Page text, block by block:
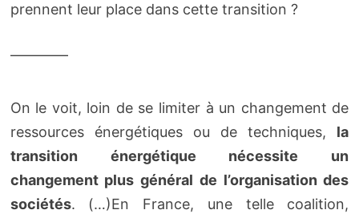
prennent leur place dans cette transition ?
————
On le voit, loin de se limiter à un changement de
ressources énergétiques ou de techniques, la
transition énergétique nécessite un
changement plus général de l’organisation des
sociétés. (…)En France, une telle coalition,